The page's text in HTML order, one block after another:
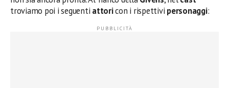
troviamo poi i seguenti attoricon i rispettivi personaggi: